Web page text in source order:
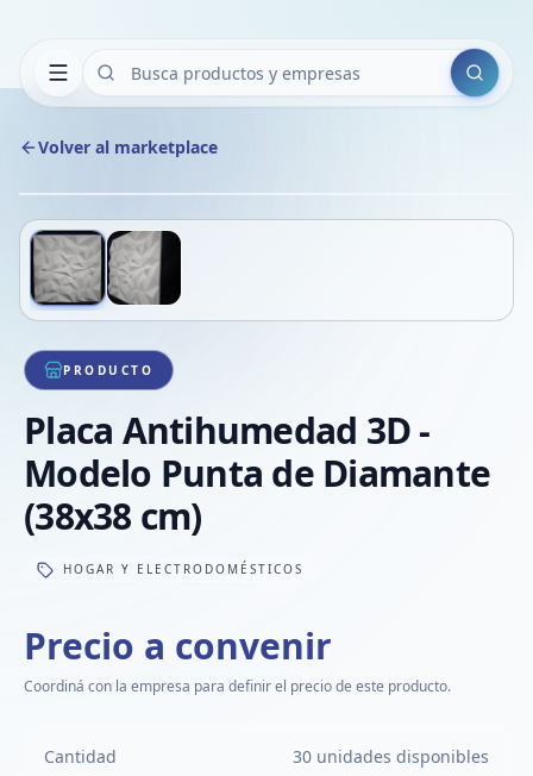
Buscar
Volver al marketplace
1/2
PRODUCTO
Placa Antihumedad 3D -
Modelo Punta de Diamante
(38x38 cm)
HOGAR Y ELECTRODOMÉSTICOS
Precio a convenir
Coordiná con la empresa para definir el precio de este producto.
Cantidad 30 unidades disponibles